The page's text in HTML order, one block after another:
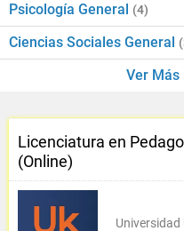
Psicología General (4)
Ciencias Sociales General
Ver Más
Licenciatura en
(Online)
Universidad